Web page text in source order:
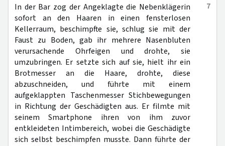
7
In der Bar zog der Angeklagte die Nebenklägerin
sofort an den Haaren in einen fensterlosen
Kellerraum, beschimpfte sie, schlug sie mit der
Faust zu Boden, gab ihr mehrere Nasenbluten
verursachende Ohrfeigen und drohte, sie
umzubringen. Er setzte sich auf sie, hielt ihr ein
Brotmesser an die Haare, drohte, diese
abzuschneiden, und führte mit einem
aufgeklappten Taschenmesser Stichbewegungen
in Richtung der Geschädigten aus. Er filmte mit
seinem Smartphone ihren von ihm zuvor
entkleideten Intimbereich, wobei die Geschädigte
sich selbst beschimpfen musste. Dann führte der